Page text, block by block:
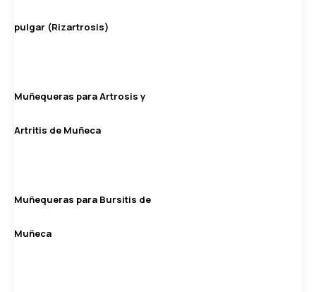
pulgar (Rizartrosis)
Muñequeras para Artrosis y
Artritis de Muñeca
Muñequeras para Bursitis de
Muñeca